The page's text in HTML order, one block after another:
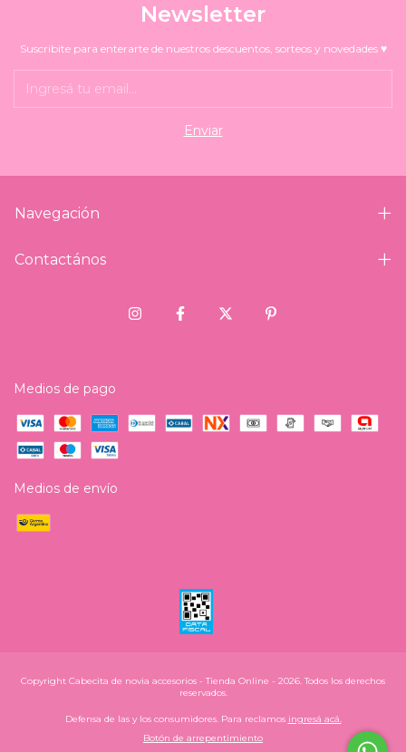
Newsletter
Suscribite para enterarte de nuestros descuentos, sorteos y novedades ♥
Navegación
Contactános
Medios de pago
Medios de envío
Copyright Cabecita de novia accesorios - Tienda Online - 2026. Todos los derechos
reservados.
Defensa de las y los consumidores. Para reclamos ingresá acá.
Botón de arrepentimiento